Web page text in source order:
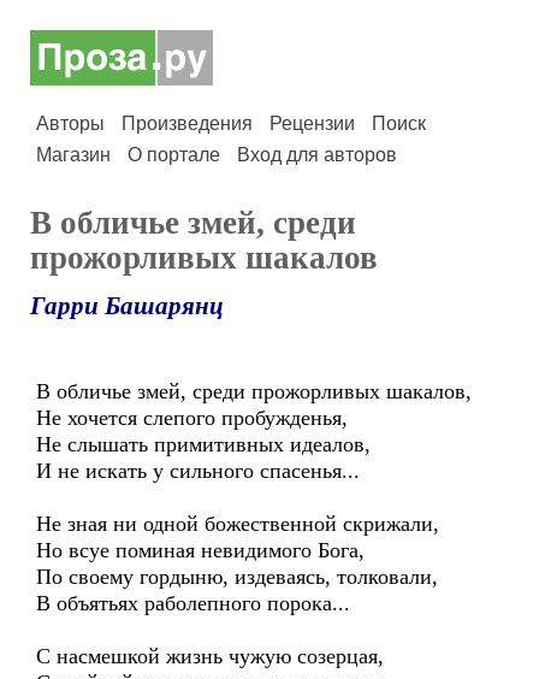
Авторы Произведения Рецензии
Поиск
Магазин
О портале Вход для авторов
В обличье змей, среди
прожорливых шакалов
Гарри Башарянц
В обличье змей, среди прожорливых шакалов,
Не хочется слепого пробужденья,
Не слышать примитивных идеалов,
И не искать у сильного спасенья...
Не зная ни одной божественной скрижали,
Но всуе поминая невидимого Бога,
По своему гордыню, издеваясь, толковали,
В объятьях раболепного порока...
С насмешкой жизнь чужую созерцая,